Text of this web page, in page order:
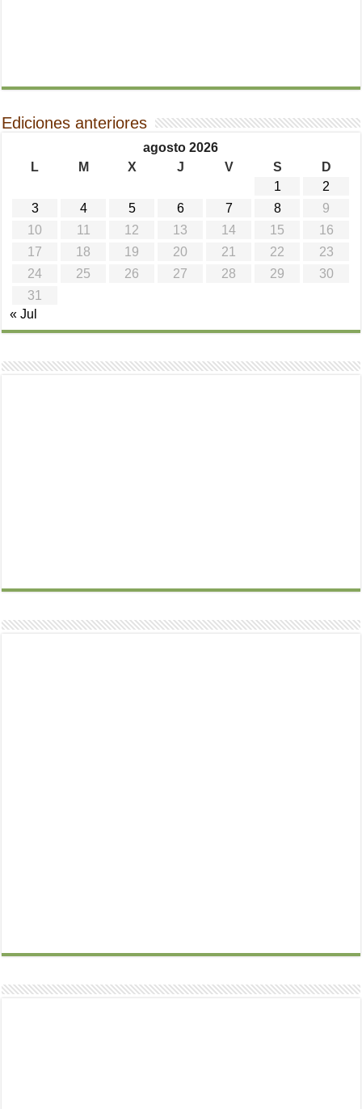
Ediciones anteriores
agosto 2026
L
M X J V S
D
1
2
3
4 5 6 7 8
9
10
11 12 13 14 15
16
17
18 19 20 21 22
23
24
25 26 27 28 29
30
31
« Jul